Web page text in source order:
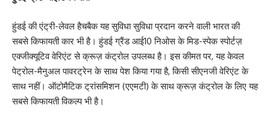
हुंडई की एंट्री-लेवल हैचबैक यह सुविधा सुविधा प्रदान करने वाली भारत की
सबसे किफायती कार भी है। हुंडई ग्रैंड आई10 निओस के मिड-स्पेक स्पोर्टज़
एक्जीक्यूटिव वेरिएंट से क्रूज़ कंट्रोल उपलब्ध है। इस कीमत पर, यह केवल
पेट्रोल-मैनुअल पावरट्रेन के साथ पेश किया गया है, किसी सीएनजी वेरिएंट के
साथ नहीं। ऑटोमैटिक ट्रांसमिशन (एएमटी) के साथ क्रूज़ कंट्रोल के लिए यह
सबसे किफायती विकल्प भी है।